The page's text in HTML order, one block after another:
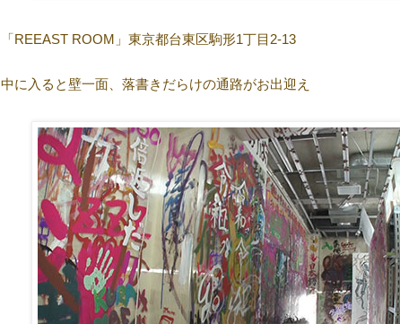
「REEAST ROOM」東京都台東区駒形1丁目2-13
中に入ると壁一面、落書きだらけの通路がお出迎え